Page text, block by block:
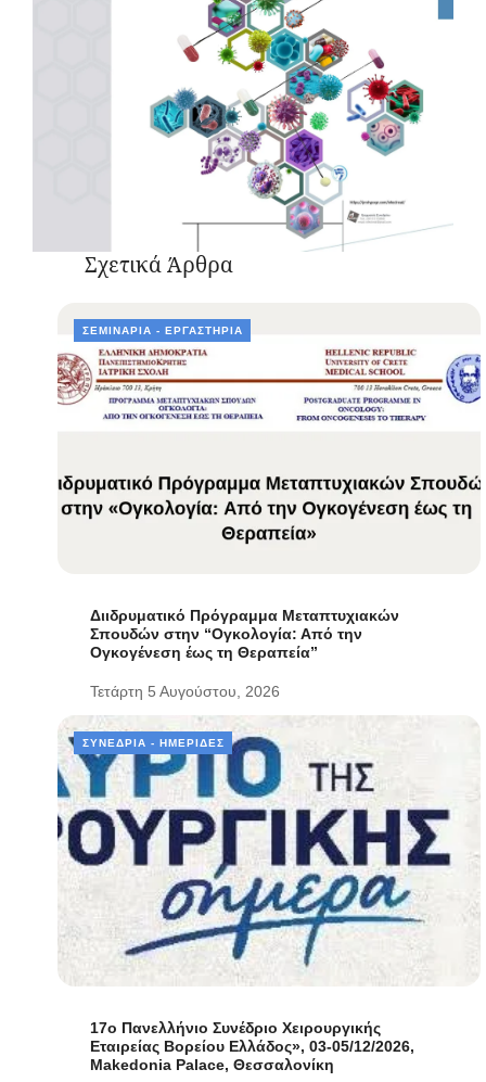
Σχετικά Άρθρα
ΣΕΜΙΝΆΡΙΑ - ΕΡΓΑΣΤΉΡΙΑ
Διιδρυματικό Πρόγραμμα Μεταπτυχιακών
Σπουδών στην “Ογκολογία: Από την
Ογκογένεση έως τη Θεραπεία”
Τετάρτη 5 Αυγούστου, 2026
ΣΥΝΈΔΡΙΑ - ΗΜΕΡΊΔΕΣ
17ο Πανελλήνιο Συνέδριο Χειρουργικής
Εταιρείας Βορείου Ελλάδος», 03-05/12/2026,
Makedonia Palace, Θεσσαλονίκη